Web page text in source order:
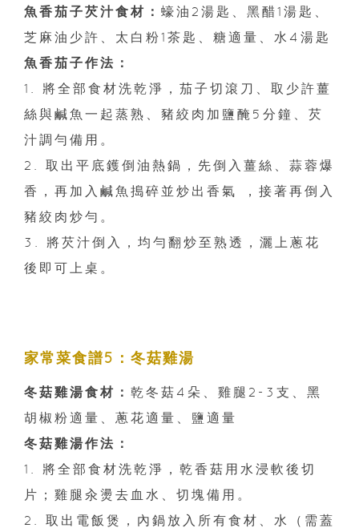
魚香茄子芡汁食材： 蠔油2湯匙、黑醋1湯匙、
芝麻油少許、太白粉1茶匙、糖適量、水4湯匙
魚香茄子作法：
1. 將全部食材洗乾淨，茄子切滾刀、取少許薑
絲與鹹魚一起蒸熟、豬絞肉加鹽醃5分鐘、芡
汁調勻備用。
2. 取出平底鑊倒油熱鍋，先倒入薑絲、蒜蓉爆
香，再加入鹹魚搗碎並炒出香氣 ，接著再倒入
豬絞肉炒勻。
3. 將芡汁倒入，均勻翻炒至熟透，灑上蔥花
後即可上桌。
家常菜食譜5：冬菇雞湯
冬菇雞湯食材： 乾冬菇4朵、雞腿2-3支、黑
胡椒粉適量、蔥花適量、鹽適量
冬菇雞湯作法：
1. 將全部食材洗乾淨，乾香菇用水浸軟後切
片；雞腿汆燙去血水、切塊備用。
2. 取出電飯煲，內鍋放入所有食材、水（需蓋